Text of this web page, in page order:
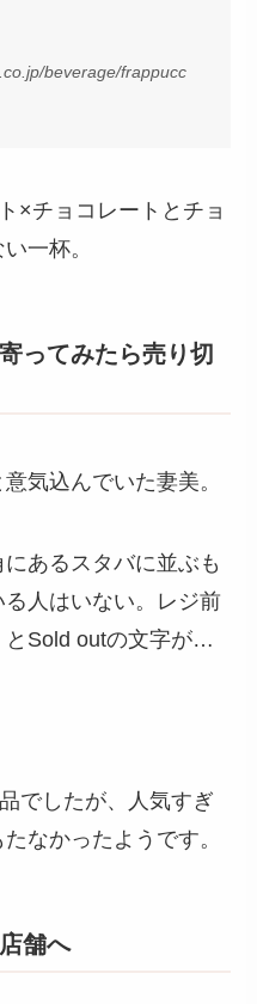
beverage/frappucc
×チョコレートとチョ
一杯。
ってみたら売り切
気込んでいた妻美。
あるスタバに並ぶも
人はいない。レジ前
とSold outの文字が…
でしたが、人気すぎ
なかったようです。
舗へ